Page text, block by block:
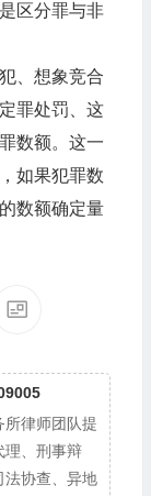
区分罪与非
、想象竞合
罪处罚、这
数额。这一
如果犯罪数
数额确定量
所律师团队提
理、刑事辩
法协查、异地